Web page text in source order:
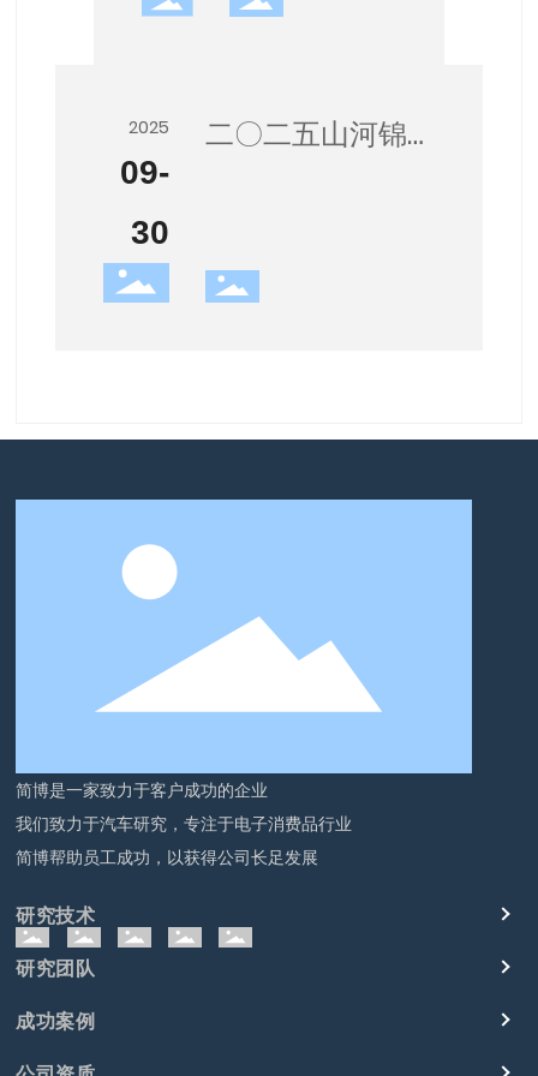
2025
09-
30
二〇二五山河锦
庆快乐！
简博是一家致力于客户成功的企业
我们致力于汽车研究，专注于电子消费品行业
简博帮助员工成功，以获得公司长足发展
研究技术
研究团队
成功案例